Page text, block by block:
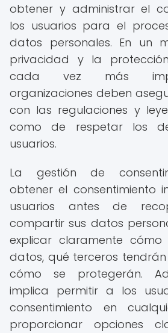
obtener y administrar el
los usuarios para el
datos personales. En un
privacidad y la
cada vez más
organizaciones deben
con las regulaciones y
como de respetar los
usuarios.
La gestión de
obtener el consentimiento
usuarios antes de
compartir sus datos
explicar claramente cómo
datos, qué terceros
cómo se protegerán.
implica permitir a los
consentimiento en
proporcionar opciones